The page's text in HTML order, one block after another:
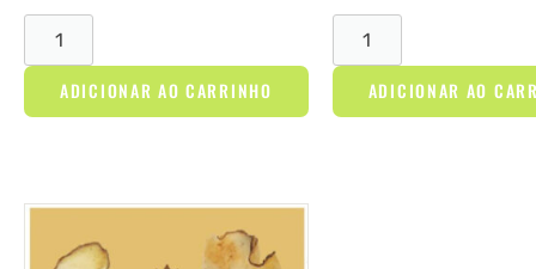
ADICIONAR AO CARRINHO ADICIONAR AO